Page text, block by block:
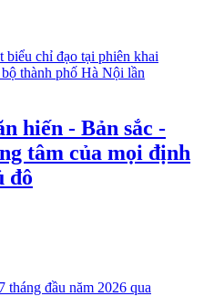
hiến - Bản sắc -
tâm của mọi định
đô